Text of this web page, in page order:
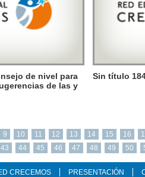
de nivel para
de las y
Sin título
9 10 11 12 13 14 15 16
43 44 45 46 47 48 49 50
CRECEMOS PRESENTACIÓN